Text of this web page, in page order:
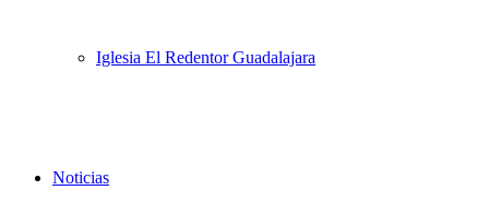
Iglesia El Redentor Guadalajara
Noticias